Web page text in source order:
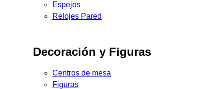
Espejos
Relojes Pared
Decoración y Figuras
Centros de mesa
Figuras